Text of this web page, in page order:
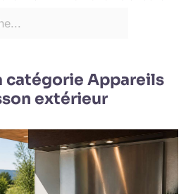
catégorie Appareils
extérieur